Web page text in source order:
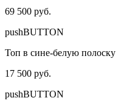
69 500 руб.
pushBUTTON
Топ в сине-белую полоску
17 500 руб.
pushBUTTON